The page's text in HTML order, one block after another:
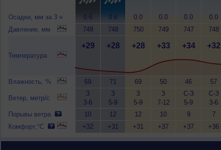
Осадки, мм за 3 ч
Давление, мм
Температура
Влажность, %
Ветер, метр/с
Порывы ветра
Комфорт,°C
0.6
748
+29
69
З
3-6
10
+32
0.6
748
+28
71
З
5-9
12
+31
0.0
750
+28
69
З
5-9
12
+31
0.0
749
+33
50
З
7-12
10
+37
0.0
747
+34
46
С-З
5-9
9
+37
0.0
748
+32
57
С-З
3-6
7
+36